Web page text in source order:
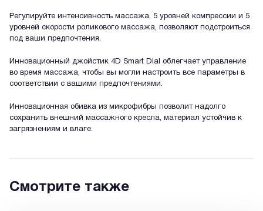
Регулируйте интенсивность массажа, 5 уровней компрессии и 5
уровней скорости роликового массажа, позволяют подстроиться
под ваши предпочтения.
Инновационный джойстик 4D Smart Dial облегчает управление
во время массажа, чтобы вы могли настроить все параметры в
соответствии с вашими предпочтениями.
Инновационная обивка из микрофибры позволит надолго
сохранить внешний массажного кресла, материал устойчив к
загрязнениям и влаге.
Смотрите также